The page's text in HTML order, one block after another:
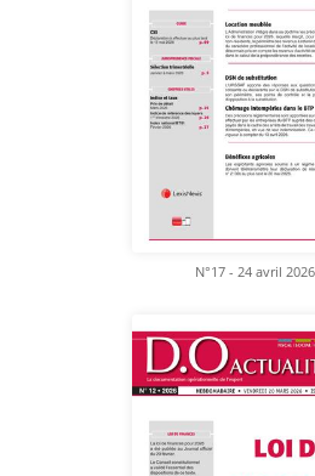
N°17 - 24 avril 2026